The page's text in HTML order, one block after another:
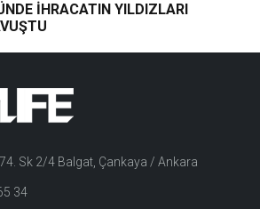
İHRACATIN YILDIZLARI
Sk 2/4 Balgat, Çankaya / Ankara
34